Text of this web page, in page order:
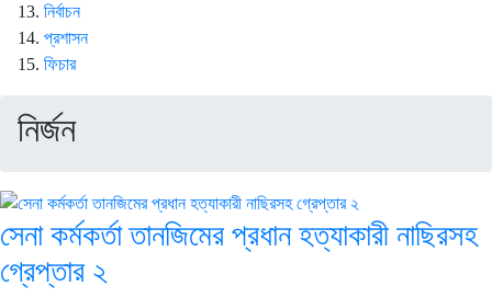
নির্বাচন
প্রশাসন
ফিচার
নির্জন
সেনা কর্মকর্তা তানজিমের প্রধান হত্যাকারী নাছিরসহ
গ্রেপ্তার ২